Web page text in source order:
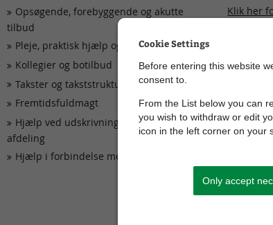
Opsøgende, forebyggende og akutte
tilbud
Pleje, praktisk hjælp og rehabilitering
Kollegier og botilbud
Takster og takststruktur
Fremtidsfuldmagt
Hjælp ved udskrivning fra psykiatrisk
afdeling
Hjælp i forbindelse med stalking
Klik her
Du kan
nyt
Hvilke
Økonomi
Cookie Settings
Before entering this website
consent to.
From the List below you can
you wish to withdraw or edit
icon in the left corner on your
Only accept